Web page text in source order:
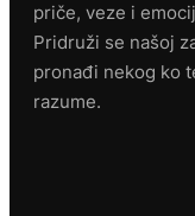
priče, veze i
Pridruži se našoj
pronađi nekog ko
razume.